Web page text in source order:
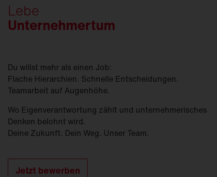
Lebe
Unternehmertum
Du willst mehr als einen Job:
Flache Hierarchien. Schnelle Entscheidungen.
Teamarbeit auf Augenhöhe.
Wo Eigenverantwortung zählt und unternehmerisches
Denken belohnt wird.
Deine Zukunft. Dein Weg. Unser Team.
Jetzt bewerben